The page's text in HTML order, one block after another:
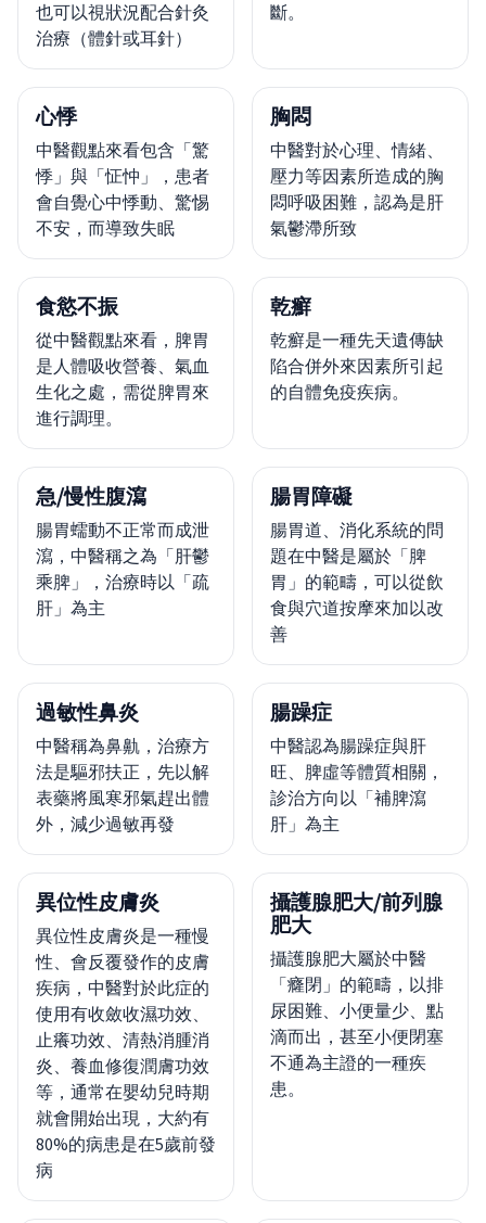
也可以視狀況配合針灸
治療（體針或耳針）
斷。
心悸
中醫觀點來看包含「驚
悸」與「怔忡」，患者
會自覺心中悸動、驚惕
不安，而導致失眠
胸悶
中醫對於心理、情緒、
壓力等因素所造成的胸
悶呼吸困難，認為是肝
氣鬱滯所致
食慾不振
從中醫觀點來看，脾胃
是人體吸收營養、氣血
生化之處，需從脾胃來
進行調理。
乾癬
乾癬是一種先天遺傳缺
陷合併外來因素所引起
的自體免疫疾病。
急/慢性腹瀉
腸胃蠕動不正常而成泄
瀉，中醫稱之為「肝鬱
乘脾」，治療時以「疏
肝」為主
腸胃障礙
腸胃道、消化系統的問
題在中醫是屬於「脾
胃」的範疇，可以從飲
食與穴道按摩來加以改
善
過敏性鼻炎
中醫稱為鼻鼽，治療方
法是驅邪扶正，先以解
表藥將風寒邪氣趕出體
外，減少過敏再發
腸躁症
中醫認為腸躁症與肝
旺、脾虛等體質相關，
診治方向以「補脾瀉
肝」為主
異位性皮膚炎
異位性皮膚炎是一種慢
性、會反覆發作的皮膚
疾病，中醫對於此症的
使用有收斂收濕功效、
止癢功效、清熱消腫消
炎、養血修復潤膚功效
等，通常在嬰幼兒時期
就會開始出現，大約有
80%的病患是在5歲前發
病
攝護腺肥大/前列腺
肥大
攝護腺肥大屬於中醫
「癃閉」的範疇，以排
尿困難、小便量少、點
滴而出，甚至小便閉塞
不通為主證的一種疾
患。